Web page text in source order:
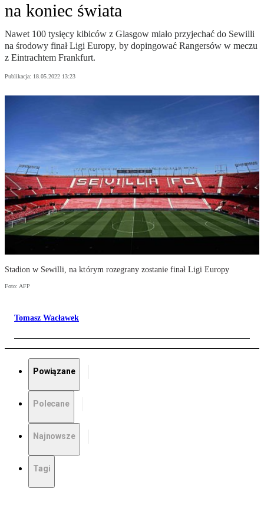
na koniec świata
Nawet 100 tysięcy kibiców z Glasgow miało przyjechać do Sewilli
na środowy finał Ligi Europy, by dopingować Rangersów w meczu
z Eintrachtem Frankfurt.
Publikacja: 18.05.2022 13:23
Stadion w Sewilli, na którym rozegrany zostanie finał Ligi Europy
Foto: AFP
Tomasz Wacławek
Powiązane
Polecane
Najnowsze
Tagi